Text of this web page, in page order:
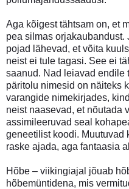
Aga kõigest tähtsam on, et
pea silmas orjakaubandust.
pojad lähevad, et võita
neist ei tule tagasi. See ei
saanud. Nad leiavad endile
päritolu nimesid on näiteks
varangide nimekirjades,
neist naasevad, et nõutada
assimileeruvad seal
geneetilist koodi. Muutuvad
raske ajada, aga fantaasia
Hõbe – viikingiajal jõuab
hõbemüntidena, mis